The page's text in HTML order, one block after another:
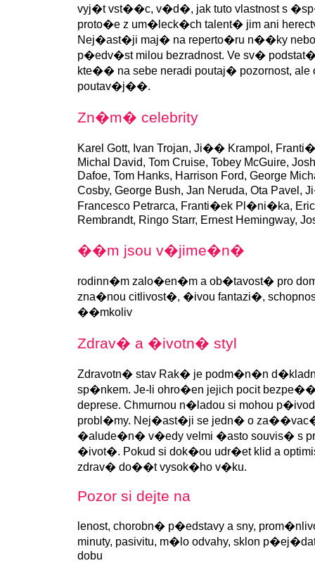
vyj�t vst��c, v�d�, jak tuto vlastnost s
proto�e z um�leck�ch talent� jim ani
Nej�ast�ji maj� na reperto�ru n��ky
p�edv�st milou bezradnost. Ve sv� podstat�
kte�� na sebe neradi poutaj� pozornost, ale
poutav�j��.
Zn�m� celebrity
Karel Gott, Ivan Trojan, Ji�� Krampol,
Michal David, Tom Cruise, Tobey McGuire,
Dafoe, Tom Hanks, Harrison Ford, George
Cosby, George Bush, Jan Neruda, Ota Pavel,
Francesco Petrarca, Franti�ek Pl�ni�ka,
Rembrandt, Ringo Starr, Ernest Hemingway,
��m jsou v�jime�n�
rodinn�m zalo�en�m a ob�tavost� pro
zna�nou citlivost�, �ivou fantazi�,
��mkoliv
Zdrav� a �ivotn� styl
Zdravotn� stav Rak� je podm�n�n
sp�nkem. Je-li ohro�en jejich pocit
deprese. Chmurnou n�ladou si mohou
probl�my. Nej�ast�ji se jedn� o
�alude�n� v�edy velmi �asto souvis� s
�ivot�. Pokud si dok�ou udr�et klid a
zdrav� do��t vysok�ho v�ku.
Pozor si dejte na
lenost, chorobn� p�edstavy a sny,
minuty, pasivitu, m�lo odvahy, sklon
dobu